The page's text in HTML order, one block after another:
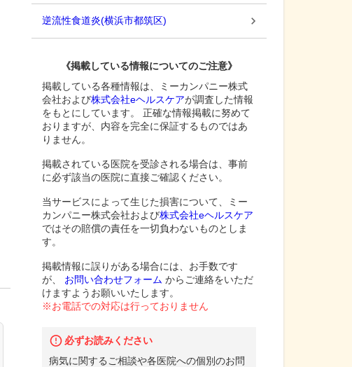
逆流性食道炎(横浜市都筑区)
《掲載している情報についてのご注意》
掲載している各種情報は、ミーカンパニー株式
会社および株式会社eヘルスケアが調査した情報
をもとにしています。 正確な情報掲載に努めて
おりますが、内容を完全に保証するものではあ
りません。
掲載されている医院を受診される場合は、事前
に必ず該当の医院に直接ご確認ください。
当サービスによって生じた損害について、ミー
カンパニー株式会社および株式会社eヘルスケア
ではその賠償の責任を一切負わないものとしま
す。
掲載情報に誤りがある場合には、お手数です
が、
お問い合わせフォーム からご連絡をいただ
けますようお願いいたします。
※お電話での対応は行っておりません
必ずお読みください
病気に関するご相談や各医院への個別のお問